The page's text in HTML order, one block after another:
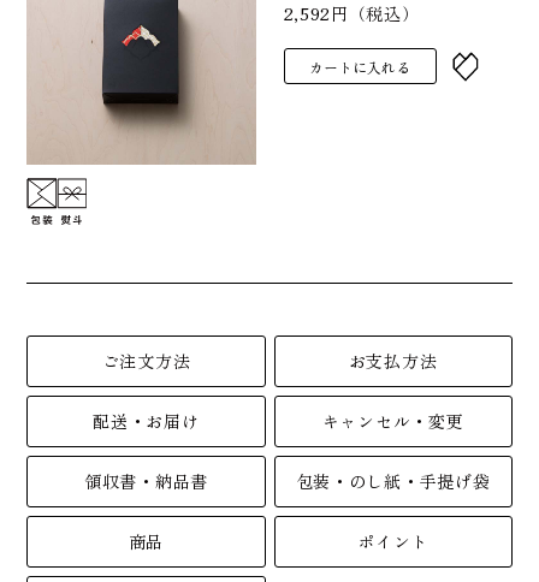
2,592円（税込）
カートに入れる
ご注文方法 お支払方法
配送・お届け キャンセル・変更
領収書・納品書 包装・のし紙・手提げ袋
商品 ポイント